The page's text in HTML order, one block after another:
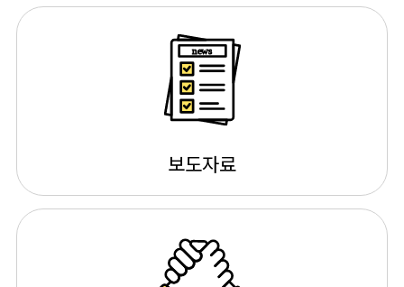
news
보도자료